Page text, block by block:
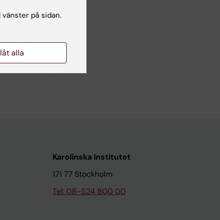
är
det
för att
Karolinska Institutet
171 77 Stockholm
Tel: 08-524 800 00
på sidan.
alla